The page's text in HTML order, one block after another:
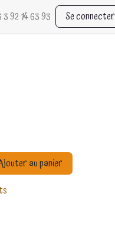
3 92 14 63 93 Se connecter
au panier